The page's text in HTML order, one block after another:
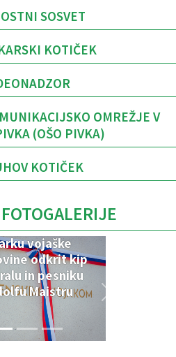
SOSVET
KOTIČEK
OMREŽJE V
(OŠO PIVKA)
KOTIČEK
vojaške
odkrit kip
in pesniku
Maistru